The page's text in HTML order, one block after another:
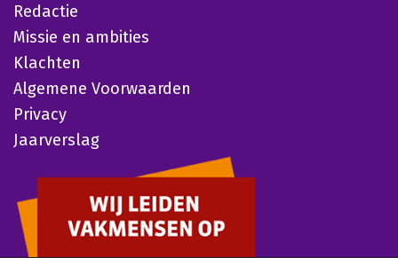
Redactie
Missie en ambities
Klachten
Algemene Voorwaarden
Privacy
Jaarverslag